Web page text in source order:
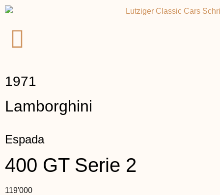
1971
Lamborghini
Espada
400 GT Serie 2
119'000